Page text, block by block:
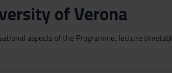
of Verona
aspects of the Programme, lecture